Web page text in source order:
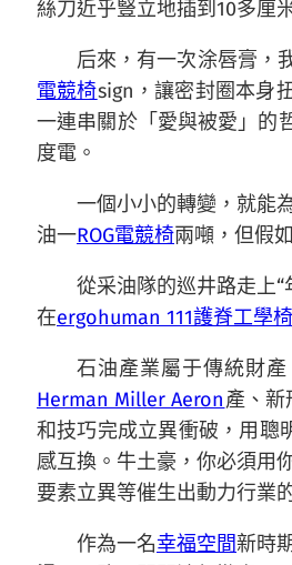
絲刀近乎豎立地插到10多厘
后來，有一次涂唇膏，
電競椅sign，讓密封圈本身
一連串關於「愛與被愛」的
度電。
一個小小的轉變，就能
油一ROG電競椅兩噸，但假
從采油隊的巡井路走上
在ergohuman 111護脊工學椅
石油產業屬于傳統財
Herman Miller Aeron產、
和技巧完成立異衝破，用聰
感互換。牛土豪，你必須用
要素立異等催生出動力行業
作為一名幸福空間新時